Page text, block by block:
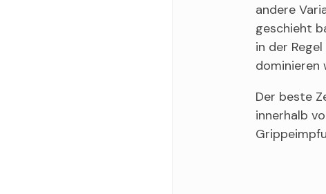
andere
geschieht
in der
dominieren
Der beste
innerhalb